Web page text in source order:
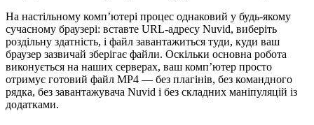
На настільному комп’ютері процес однаковий у будь-якому
сучасному браузері: вставте URL-адресу Nuvid, виберіть
роздільну здатність, і файл завантажиться туди, куди ваш
браузер зазвичай зберігає файли. Оскільки основна робота
виконується на наших серверах, ваш комп’ютер просто
отримує готовий файл MP4 — без плагінів, без командного
рядка, без завантажувача Nuvid і без складних маніпуляцій із
додатками.